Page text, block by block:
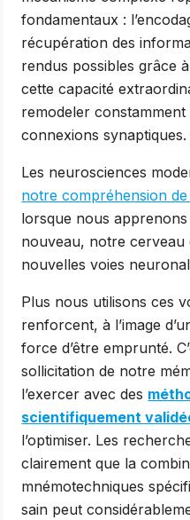
fondamentaux :
récupération des
rendus possibles grâce
cette capacité
remodeler
connexions synaptiques.
Les neurosciences
notre compréhension
lorsque nous
nouveau, notre cerveau
nouvelles voies
Plus nous utilisons ces
renforcent, à l’image
force d’être emprunté.
sollicitation de notre
l’exercer avec des
scientifiquement
l’optimiser. Les
clairement que la
mnémotechniques
sain peut